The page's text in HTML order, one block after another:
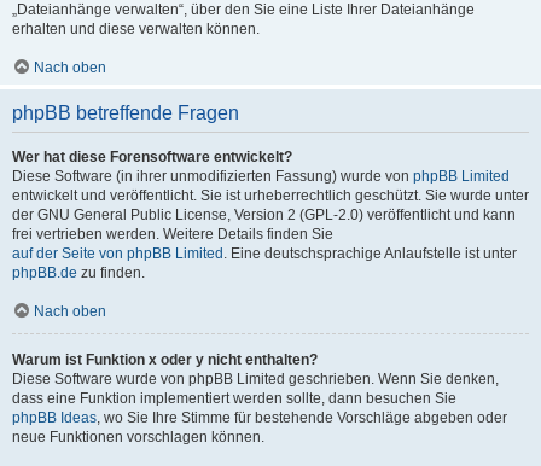
„Dateianhänge verwalten“, über den Sie eine Liste Ihrer Dateianhänge
erhalten und diese verwalten können.
Nach oben
phpBB betreffende Fragen
Wer hat diese Forensoftware entwickelt?
Diese Software (in ihrer unmodifizierten Fassung) wurde von phpBB Limited
entwickelt und veröffentlicht. Sie ist urheberrechtlich geschützt. Sie wurde unter
der GNU General Public License, Version 2 (GPL-2.0) veröffentlicht und kann
frei vertrieben werden. Weitere Details finden Sie
auf der Seite von phpBB Limited . Eine deutschsprachige Anlaufstelle ist unter
phpBB.de zu finden.
Nach oben
Warum ist Funktion x oder y nicht enthalten?
Diese Software wurde von phpBB Limited geschrieben. Wenn Sie denken,
dass eine Funktion implementiert werden sollte, dann besuchen Sie
phpBB Ideas, wo Sie Ihre Stimme für bestehende Vorschläge abgeben oder
neue Funktionen vorschlagen können.